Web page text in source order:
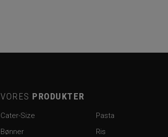
VORES PRODUKTER
Cater-Size
Bønner
Pasta
Ris